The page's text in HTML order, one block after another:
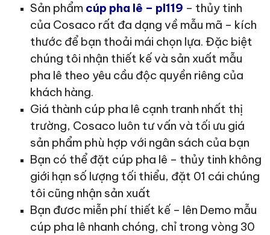
Sản phẩm cúp pha lê – pl119 – thủy tinh
của Cosaco rất đa dạng về mẫu mã – kích
thước để bạn thoải mái chọn lựa. Đặc biệt
chúng tôi nhận thiết kế và sản xuất mẫu
pha lê theo yêu cầu độc quyền riêng của
khách hàng.
Giá thành cúp pha lê cạnh tranh nhất thị
trường, Cosaco luôn tư vấn và tối ưu giá
sản phẩm phù hợp với ngân sách của bạn
Bạn có thể đặt cúp pha lê – thủy tinh không
giới hạn số lượng tối thiểu, đặt 01 cái chúng
tôi cũng nhận sản xuất
Bạn đươc miễn phí thiết kế – lên Demo mẫu
cúp pha lê nhanh chóng, chỉ trong vòng 30